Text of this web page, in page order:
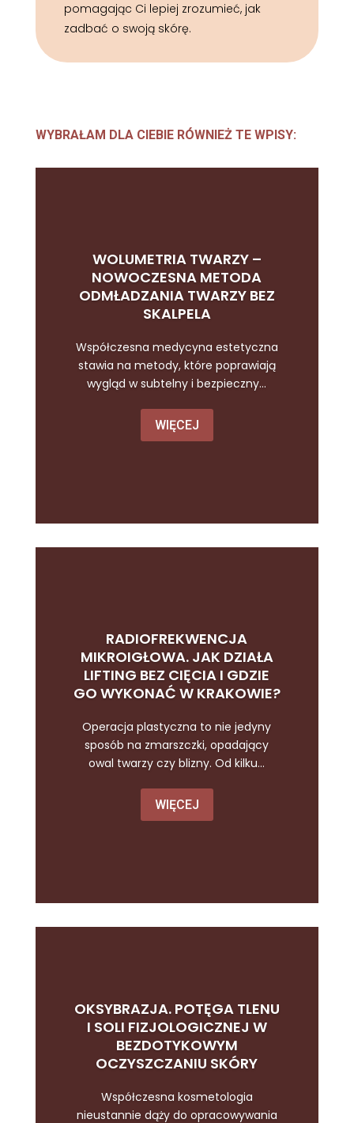
pomagając Ci lepiej zrozumieć, jak
zadbać o swoją skórę.
WYBRAŁAM DLA CIEBIE RÓWNIEŻ TE WPISY:
WOLUMETRIA TWARZY –
NOWOCZESNA METODA
ODMŁADZANIA TWARZY BEZ
SKALPELA
Współczesna medycyna estetyczna
stawia na metody, które poprawiają
wygląd w subtelny i bezpieczny...
WIĘCEJ
RADIOFREKWENCJA
MIKROIGŁOWA. JAK DZIAŁA
LIFTING BEZ CIĘCIA I GDZIE
GO WYKONAĆ W KRAKOWIE?
Operacja plastyczna to nie jedyny
sposób na zmarszczki, opadający
owal twarzy czy blizny. Od kilku...
WIĘCEJ
OKSYBRAZJA. POTĘGA TLENU
I SOLI FIZJOLOGICZNEJ W
BEZDOTYKOWYM
OCZYSZCZANIU SKÓRY
Współczesna kosmetologia
nieustannie dąży do opracowywania